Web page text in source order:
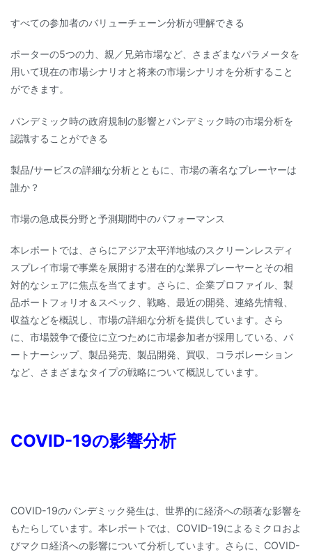
すべての参加者のバリューチェーン分析が理解できる
ポーターの5つの力、親／兄弟市場など、さまざまなパラメータを
用いて現在の市場シナリオと将来の市場シナリオを分析すること
ができます。
パンデミック時の政府規制の影響とパンデミック時の市場分析を
認識することができる
製品/サービスの詳細な分析とともに、市場の著名なプレーヤーは
誰か？
市場の急成長分野と予測期間中のパフォーマンス
本レポートでは、さらにアジア太平洋地域のスクリーンレスディ
スプレイ市場で事業を展開する潜在的な業界プレーヤーとその相
対的なシェアに焦点を当てます。さらに、企業プロファイル、製
品ポートフォリオ＆スペック、戦略、最近の開発、連絡先情報、
収益などを概説し、市場の詳細な分析を提供しています。さら
に、市場競争で優位に立つために市場参加者が採用している、パ
ートナーシップ、製品発売、製品開発、買収、コラボレーション
など、さまざまなタイプの戦略について概説しています。
COVID-19の影響分析
COVID-19のパンデミック発生は、世界的に経済への顕著な影響を
もたらしています。本レポートでは、COVID-19によるミクロおよ
びマクロ経済への影響について分析しています。さらに、COVID-